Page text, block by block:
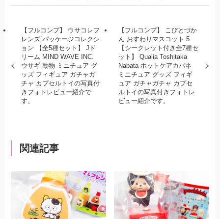
【フルコンプ】 ウサコレフ
レンズ パッケージコレクシ
ョン 【全5種セット】 Jド
リーム MIND WAVE INC.
ウサギ 動物 ミニチュア グ
ッズ フィギュア ガチャガ
チャ カプセルトイの写真付
きフォトレビュー紹介で
す。
【フルコンプ】 こびとづか
ん おすわりマスコット 5
【シークレット付き全7種セ
ット】 Qualia Toshitaka
Nabata ホットケアカバネ
ミニチュア グッズ フィギ
ュア ガチャガチャ カプセ
ルトイの写真付きフォトレ
ビュー紹介です。
関連記事